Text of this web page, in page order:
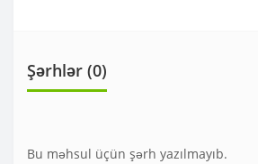
Şərhlər (0)
Bu məhsul üçün şərh yazılmayıb.